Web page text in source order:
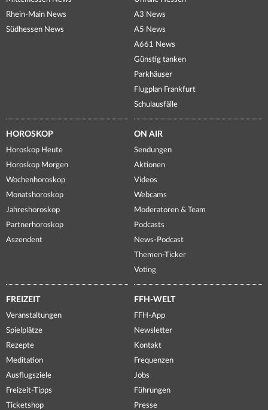
Rhein-Main News
Südhessen News
A3 News
A5 News
A661 News
Günstig tanken
Parkhäuser
Flugplan Frankfurt
Schulausfälle
HOROSKOP
Horoskop Heute
Horoskop Morgen
Wochenhoroskop
Monatshoroskop
Jahreshoroskop
Partnerhoroskop
Aszendent
ON AIR
Sendungen
Aktionen
Videos
Webcams
Moderatoren & Team
Podcasts
News-Podcast
Themen-Ticker
Voting
FREIZEIT
Veranstaltungen
Spielplätze
Rezepte
Meditation
Ausflugsziele
Freizeit-Tipps
Ticketshop
FFH-WELT
FFH-App
Newsletter
Kontakt
Frequenzen
Jobs
Führungen
Presse